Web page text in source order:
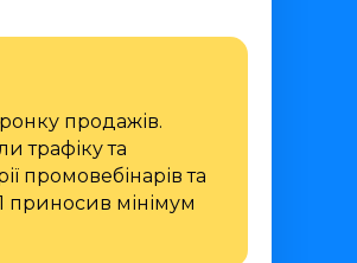
продажів.
трафіку та
промовебінарів та
мінімум